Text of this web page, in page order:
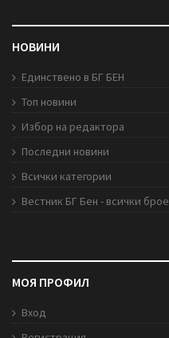
НОВИНИ
Единствено в БГ БЕН
Топ новини
Избор на редактора
Последни новини
Всички категории
Вестник БГ Бен - всички
МОЯ ПРОФИЛ
Вход